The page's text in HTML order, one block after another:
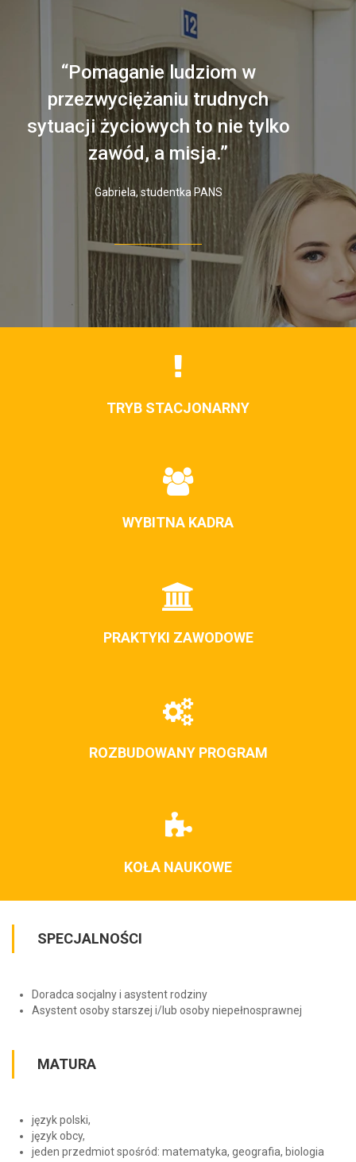
“Pomaganie ludziom w
przezwyciężaniu trudnych
sytuacji życiowych to nie tylko
zawód, a misja.”
Gabriela, studentka PANS
TRYB STACJONARNY
WYBITNA KADRA
PRAKTYKI ZAWODOWE
ROZBUDOWANY PROGRAM
KOŁA NAUKOWE
SPECJALNOŚCI
Doradca socjalny i asystent rodziny
Asystent osoby starszej i/lub osoby niepełnosprawnej
MATURA
język polski,
język obcy,
jeden przedmiot spośród: matematyka, geografia, biologia